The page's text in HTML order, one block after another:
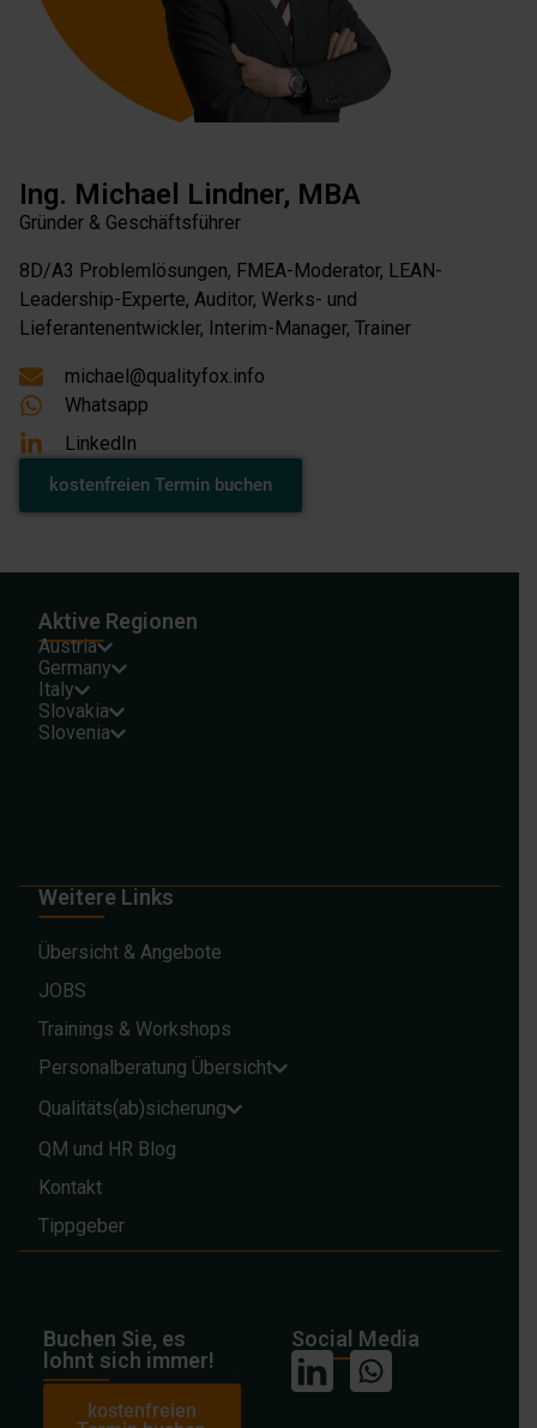
Ing. Michael Lindner, MBA
Gründer & Geschäftsführer
8D/A3 Problemlösungen, FMEA-Moderator, LEAN-
Leadership-Experte, Auditor, Werks- und
Lieferantenentwickler, Interim-Manager, Trainer
michael@qualityfox.info
Whatsapp
LinkedIn
kostenfreien Termin buchen
Aktive Regionen
Austria
Germany
Italy
Slovakia
Slovenia
Weitere Links
Übersicht & Angebote
JOBS
Trainings & Workshops
Personalberatung Übersicht
Qualitäts(ab)sicherung
QM und HR Blog
Kontakt
Tippgeber
Buchen Sie, es
lohnt sich immer!
kostenfreien
Social Media